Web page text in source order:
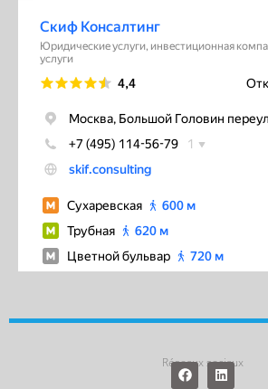
Réseaux sociaux